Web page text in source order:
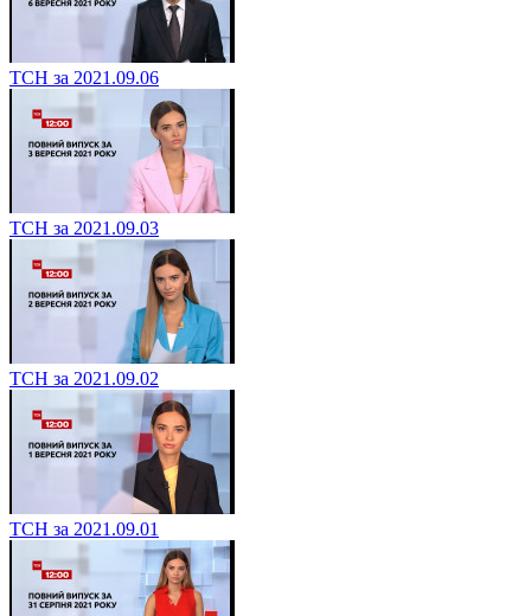
ТСН за 2021.09.06
ТСН за 2021.09.03
ТСН за 2021.09.02
ТСН за 2021.09.01